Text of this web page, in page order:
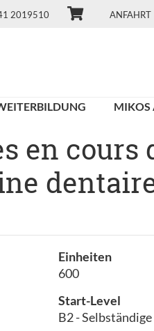
2019510 ANFAHRT
MIKOS
en cours
Einheiten
600
Start-Level
B2 -